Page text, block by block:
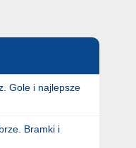
Gole i najlepsze
Bramki i